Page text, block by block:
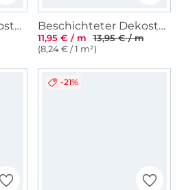
Beschichteter Dekostoff Canvas Stripes, jeansblau Beschichteter Dekostoff Canvas Stripes, dunkelrot
11,95 € / m
13,95 € / m
(8,24 € / 1 m²)
-21%